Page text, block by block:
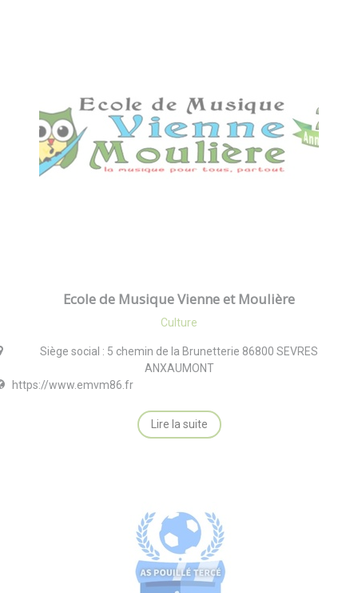
Ecole de Musique Vienne et Moulière
Culture
Siège social : 5 chemin de la Brunetterie 86800 SEVRES
ANXAUMONT
https://www.emvm86.fr
Lire la suite